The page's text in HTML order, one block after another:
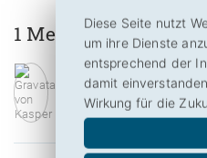
1 Meinung zu
Kasper schrieb am 22. 02.
Diese Seite nutzt
um ihre Dienste
entsprechend der
damit
Wirkung für die